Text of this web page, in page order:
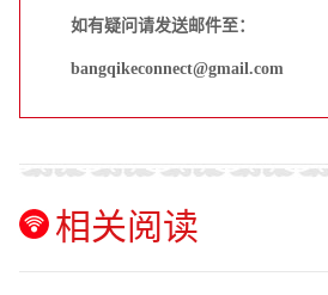
如有疑问请发送邮件至：
bangqikeconnect@gmail.com
相关阅读